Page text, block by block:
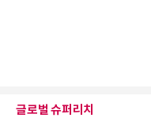
글로벌 슈퍼리치